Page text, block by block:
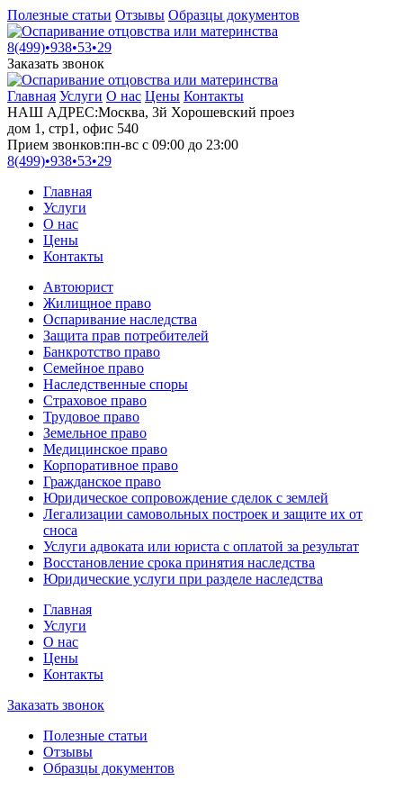
Полезные статьи Отзывы Образцы документов
8(499)•938•53•29
Заказать звонок
Главная Услуги О нас Цены Контакты
НАШ АДРЕС:Москва, 3й Хорошевский проез
дом 1, стр1, офис 540
Прием звонков:пн-вс с 09:00 до 23:00
8(499)•938•53•29
Главная
Услуги
О нас
Цены
Контакты
Автоюрист
Жилищное право
Оспаривание наследства
Защита прав потребителей
Банкротство право
Семейное право
Наследственные споры
Страховое право
Трудовое право
Земельное право
Медицинское право
Корпоративное право
Гражданское право
Юридическое сопровождение сделок с землей
Легализации самовольных построек и защите их от
сноса
Услуги адвоката или юриста с оплатой за результат
Восстановление срока принятия наследства
Юридические услуги при разделе наследства
Главная
Услуги
О нас
Цены
Контакты
Заказать звонок
Полезные статьи
Отзывы
Образцы документов